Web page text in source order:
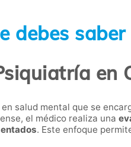
debes
en
salud mental que se
el médico realiza una
. Este enfoque